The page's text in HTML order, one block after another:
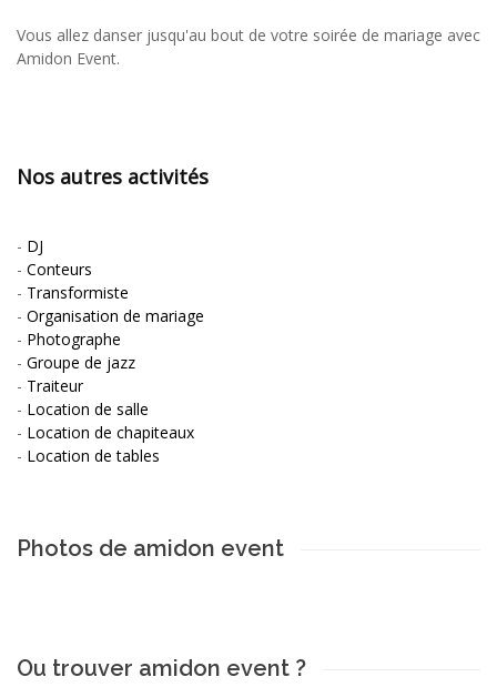
Vous allez danser jusqu'au bout de votre soirée de mariage avec
Amidon Event.
Nos autres activités
- DJ
- Conteurs
- Transformiste
- Organisation de mariage
- Photographe
- Groupe de jazz
- Traiteur
- Location de salle
- Location de chapiteaux
- Location de tables
Photos de amidon event
Ou trouver amidon event ?